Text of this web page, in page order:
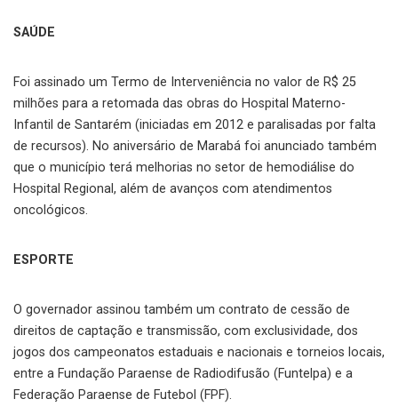
SAÚDE
Foi assinado um Termo de Interveniência no valor de R$ 25
milhões para a retomada das obras do Hospital Materno-
Infantil de Santarém (iniciadas em 2012 e paralisadas por falta
de recursos). No aniversário de Marabá foi anunciado também
que o município terá melhorias no setor de hemodiálise do
Hospital Regional, além de avanços com atendimentos
oncológicos.
ESPORTE
O governador assinou também um contrato de cessão de
direitos de captação e transmissão, com exclusividade, dos
jogos dos campeonatos estaduais e nacionais e torneios locais,
entre a Fundação Paraense de Radiodifusão (Funtelpa) e a
Federação Paraense de Futebol (FPF).